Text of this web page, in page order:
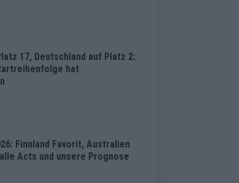
17, Deutschland auf Platz 2:
hat
Finnland Favorit, Australien
Acts und unsere Prognose